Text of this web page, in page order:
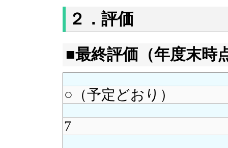
２．評価
■最終評価（年度末時
○（予定どおり）
7